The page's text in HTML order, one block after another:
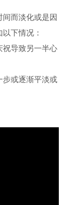
而淡化或是因
下情况：
导致另一半心
或逐渐平淡或